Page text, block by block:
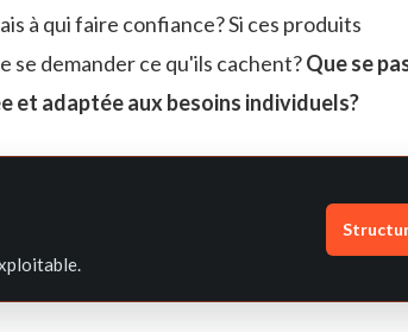
à qui faire confiance? Si ces produits
se demander ce qu'ils cachent?Que se
et adaptée aux besoins individuels?